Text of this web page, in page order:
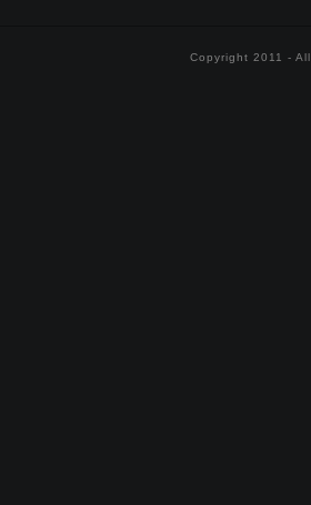
Copyright 2011 -